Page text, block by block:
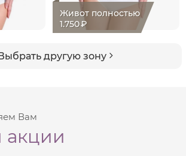
Живот полностью
1.750₽
другую зону
Вам